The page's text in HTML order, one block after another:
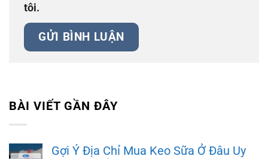
tôi.
BÀI VIẾT GẦN ĐÂY
Gợi Ý Địa Chỉ Mua Keo Sữa Ở Đâu Uy